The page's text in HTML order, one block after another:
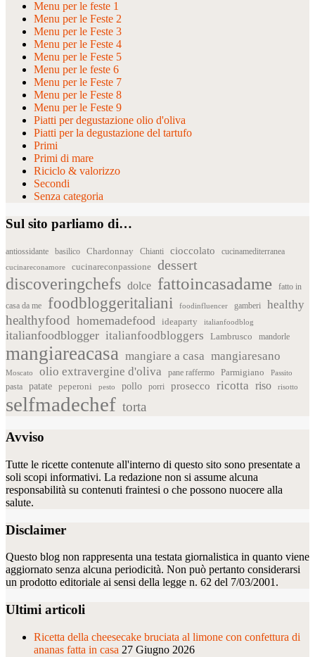
Menu per le feste 1
Menu per le Feste 2
Menu per le Feste 3
Menu per le Feste 4
Menu per le Feste 5
Menu per le feste 6
Menu per le Feste 7
Menu per le Feste 8
Menu per le Feste 9
Piatti per degustazione olio d'oliva
Piatti per la degustazione del tartufo
Primi
Primi di mare
Riciclo & valorizzo
Secondi
Senza categoria
Sul sito parliamo di…
antiossidante basilico Chardonnay Chianti cioccolato cucinamediterranea
cucinareconamore cucinareconpassione dessert
discoveringchefs dolce fattoincasadame
fatto in
casa da me
foodbloggeritaliani foodinfluencer gamberi healthy
healthyfood homemadefood ideaparty italianfoodblog
italianfoodblogger italianfoodbloggers Lambrusco mandorle
mangiareacasa mangiare a casa mangiaresano
Moscato olio extravergine d'oliva pane raffermo Parmigiano Passito
pasta patate peperoni pesto pollo porri prosecco ricotta riso risotto
selfmadechef torta
Avviso
Tutte le ricette contenute all'interno di questo sito sono presentate a
soli scopi informativi. La redazione non si assume alcuna
responsabilità su contenuti fraintesi o che possono nuocere alla
salute.
Disclaimer
Questo blog non rappresenta una testata giornalistica in quanto viene
aggiornato senza alcuna periodicità. Non può pertanto considerarsi
un prodotto editoriale ai sensi della legge n. 62 del 7/03/2001.
Ultimi articoli
Ricetta della cheesecake bruciata al limone con confettura di
ananas fatta in casa 27 Giugno 2026